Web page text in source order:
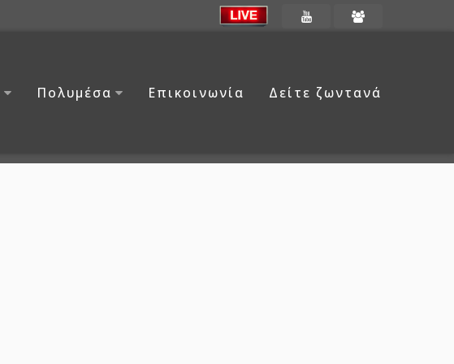
Πολυμέσα Επικοινωνία Δείτε ζωντανά